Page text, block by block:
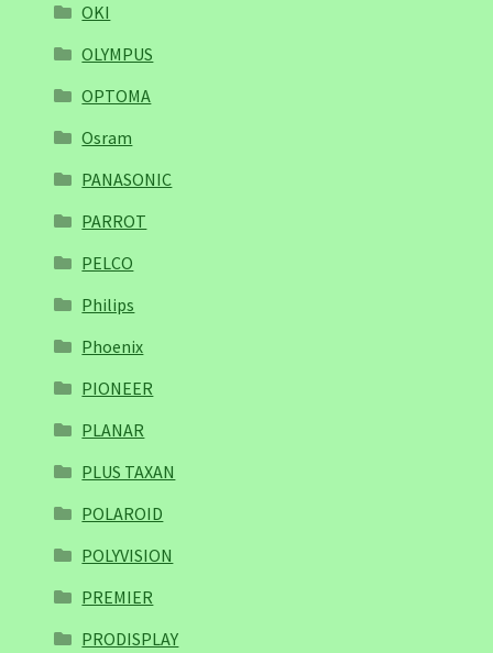
OKI
OLYMPUS
OPTOMA
Osram
PANASONIC
PARROT
PELCO
Philips
Phoenix
PIONEER
PLANAR
PLUS TAXAN
POLAROID
POLYVISION
PREMIER
PRODISPLAY